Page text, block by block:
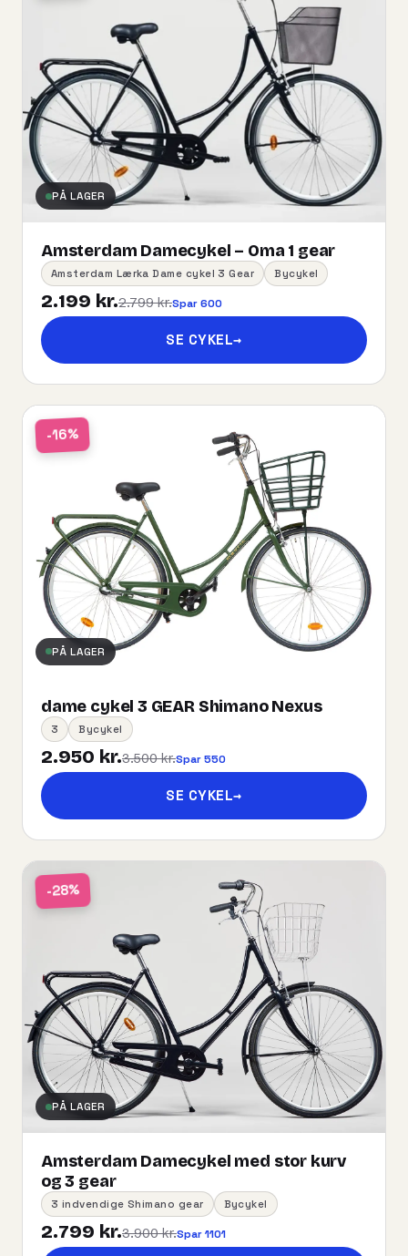
PÅ LAGER
Amsterdam Damecykel – Oma 1 gear
Amsterdam Lærka Dame cykel 3 Gear Bycykel
2.199 kr.2.799 kr.Spar 600
SE CYKEL→
-16%
PÅ LAGER
dame cykel 3 GEAR Shimano Nexus
3 Bycykel
2.950 kr.3.500 kr.Spar 550
SE CYKEL→
-28%
PÅ LAGER
Amsterdam Damecykel med stor kurv
og 3 gear
3 indvendige Shimano gear Bycykel
2.799 kr.3.900 kr.Spar 1101